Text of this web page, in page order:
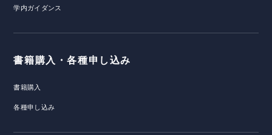
学内ガイダンス
書籍購入・各種申し込み
書籍購入
各種申し込み